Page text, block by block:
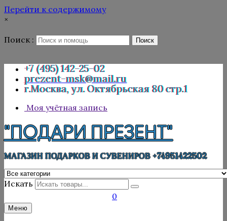
Перейти к содержимому
×
Поиск :
Поиск
+7 (495) 142-25-02
prezent-msk@mail.ru
г.Москва, ул. Октябрьская 80 стр.1
Моя учётная запись
"ПОДАРИ ПРЕЗЕНТ"
МАГАЗИН ПОДАРКОВ И СУВЕНИРОВ +74951422502
Искать
0
Меню